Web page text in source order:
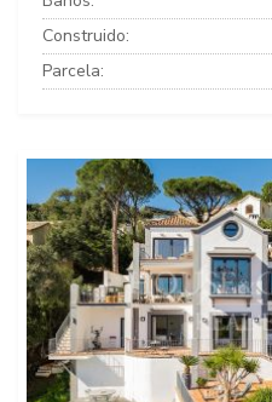
Construido:
Parcela: